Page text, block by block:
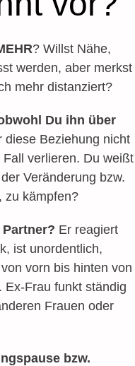
? Willst Nähe,
werden, aber merkst
mehr distanziert?
Du ihn über
diese Beziehung nicht
verlieren. Du weißt
Veränderung bzw.
zu kämpfen?
Er reagiert
ist unordentlich,
vorn bis hinten von
Ex-Frau funkt ständig
Frauen oder
bzw.